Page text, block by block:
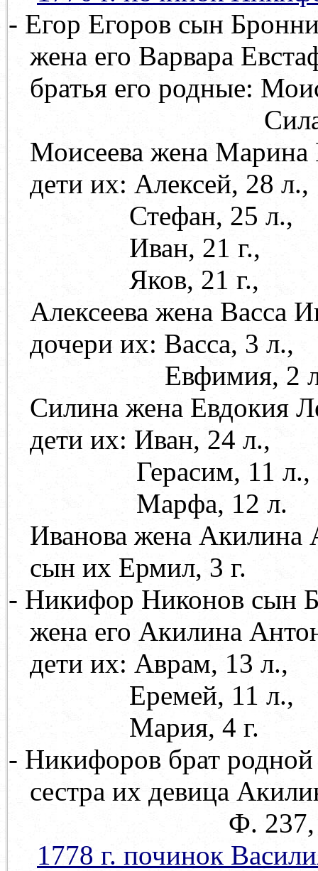
- Егор Егоров сын
жена его Варвара
братья его родные:
Сила,
Моисеева жена Марина
дети их: Алексей, 28 л.,
Стефан, 25 л.,
Иван, 21 г.,
Яков, 21 г.,
Алексеева жена Васса
дочери их: Васса, 3 л.,
Евфимия, 2
Силина жена Евдокия
дети их: Иван, 24 л.,
Герасим, 11 л.,
Марфа, 12 л.
Иванова жена Акилина
сын их Ермил, 3 г.
- Никифор Никонов сын
жена его Акилина
дети их: Аврам, 13 л.,
Еремей, 11 л.,
Мария, 4 г.
- Никифоров брат
сестра их девица
Ф. 237, оп. 71,
1778 г. починок